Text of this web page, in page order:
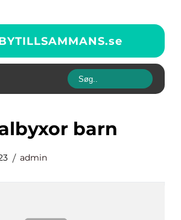
se
barn
admin